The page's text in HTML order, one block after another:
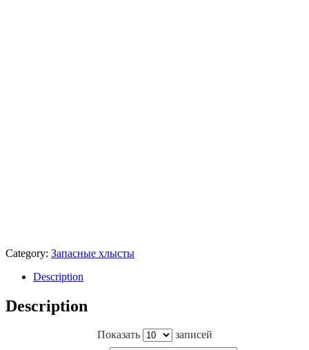
Category: Запасные хлысты
Description
Description
Показать
записей